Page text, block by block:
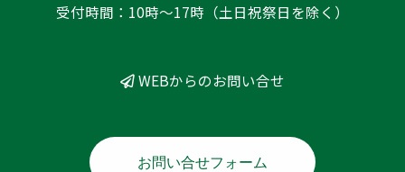
受付時間：10時〜17時（土日祝祭日を除く）
WEBからのお問い合せ
お問い合せフォーム